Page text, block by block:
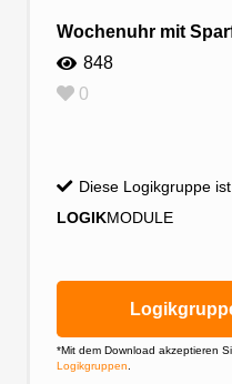
Wochenuhr mit
848
0
Diese Logikgruppe
LOGIKMODULE
*Mit dem Download akzeptieren
Logikgruppen